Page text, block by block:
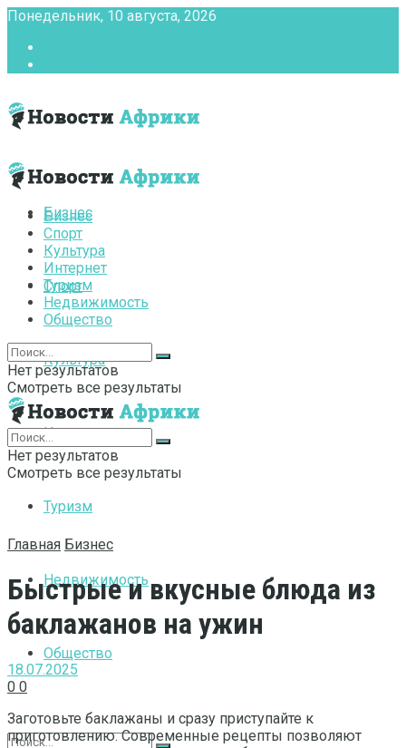
Понедельник, 10 августа, 2026
Бизнес
Спорт
Культура
Интернет
Туризм
Недвижимость
Общество
Бизнес
Спорт
Культура
Интернет
Туризм
Недвижимость
Общество
Нет результатов
Смотреть все результаты
Нет результатов
Смотреть все результаты
Главная Бизнес
Быстрые и вкусные блюда из
баклажанов на ужин
18.07.2025
0 0
Заготовьте баклажаны и сразу приступайте к
приготовлению. Современные рецепты позволяют